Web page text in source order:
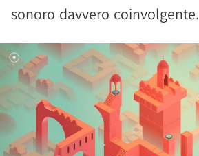
sonoro davvero coinvolgente.